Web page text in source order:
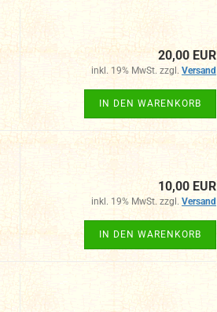
20,00 EUR
inkl. 19% MwSt. zzgl. Versand
IN DEN WARENKORB
10,00 EUR
inkl. 19% MwSt. zzgl. Versand
IN DEN WARENKORB